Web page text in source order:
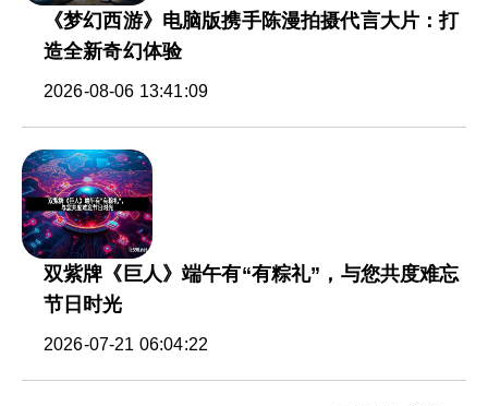
《梦幻西游》电脑版携手陈漫拍摄代言大片：打
造全新奇幻体验
2026-08-06 13:41:09
双紫牌《巨人》端午有“有粽礼”，与您共度难忘
节日时光
2026-07-21 06:04:22